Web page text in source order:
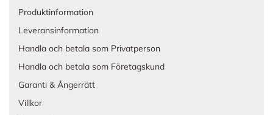
Produktinformation
Leveransinformation
Handla och betala som Privatperson
Handla och betala som Företagskund
Garanti & Ångerrätt
Villkor